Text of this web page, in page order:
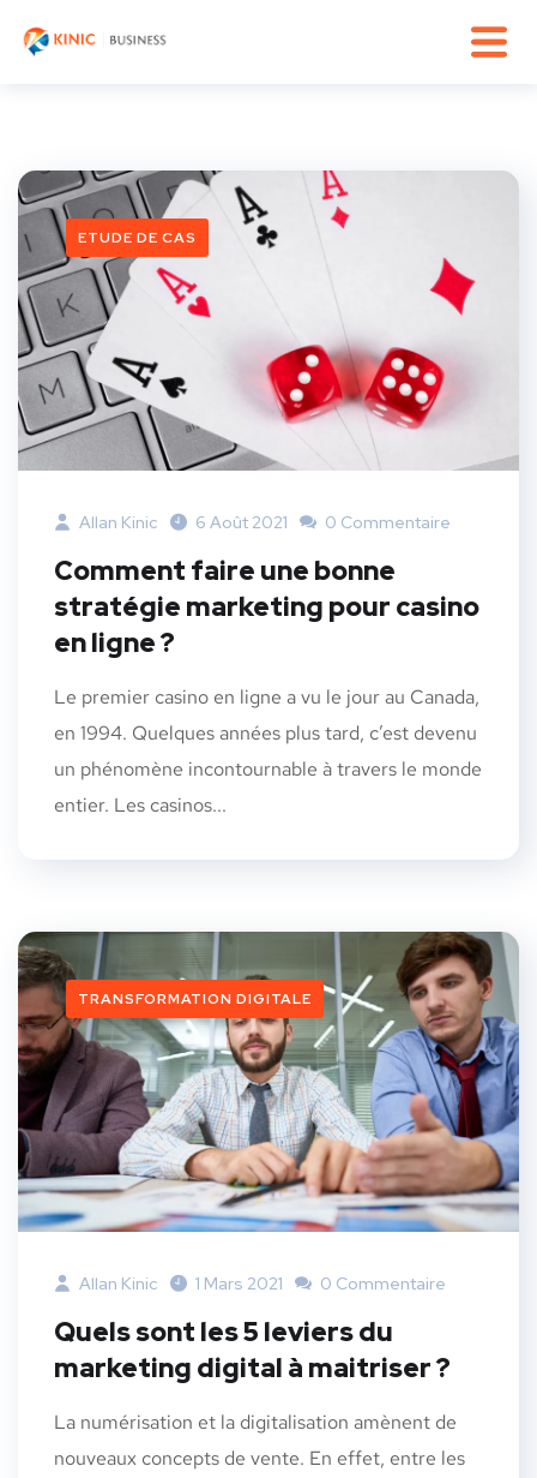
ETUDE DE CAS
Allan Kinic 6 Août 2021 0 Commentaire
Comment faire une bonne
stratégie marketing pour casino
en ligne ?
Le premier casino en ligne a vu le jour au Canada,
en 1994. Quelques années plus tard, c’est devenu
un phénomène incontournable à travers le monde
entier. Les casinos...
TRANSFORMATION DIGITALE
Allan Kinic 1 Mars 2021 0 Commentaire
Quels sont les 5 leviers du
marketing digital à maitriser ?
La numérisation et la digitalisation amènent de
nouveaux concepts de vente. En effet, entre les